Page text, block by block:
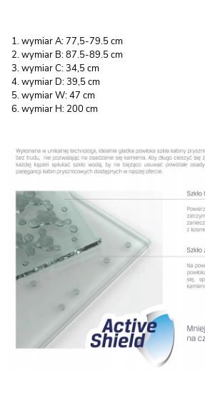
wymiar A: 77,5-79.5 cm
wymiar B: 87.5-89.5 cm
wymiar C: 34,5 cm
wymiar D: 39,5 cm
wymiar W: 47 cm
wymiar H: 200 cm